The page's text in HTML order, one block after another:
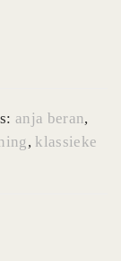
anja beran,
, klassieke